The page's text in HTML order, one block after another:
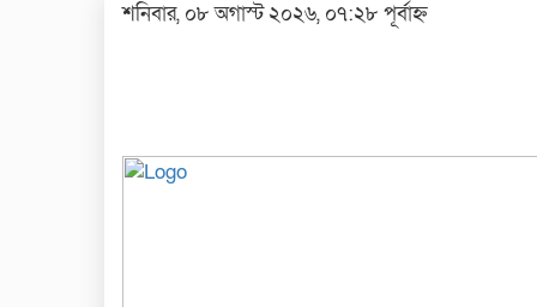
শনিবার, ০৮ অগাস্ট ২০২৬, ০৭:২৮ পূর্বাহ্ন